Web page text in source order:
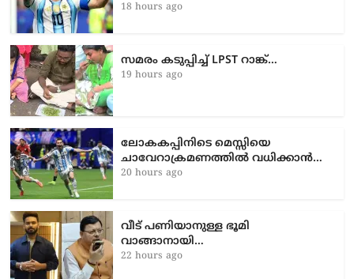
18 hours ago
സമരം കടുപ്പിച്ച് LPST റാങ്ക്…
19 hours ago
ലോകകപ്പിനിടെ മെസ്സിയെ
ചാവേറാക്രമണത്തിൽ വധിക്കാൻ…
20 hours ago
വീട് പണിയാനുള്ള ഭൂമി
വാങ്ങാനായി…
22 hours ago